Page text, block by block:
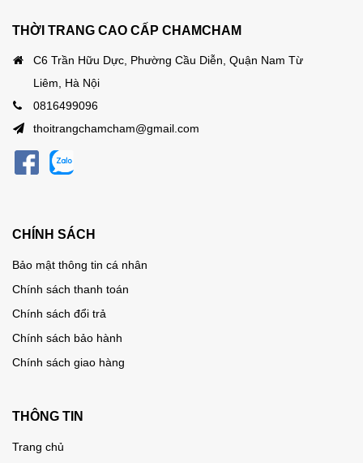
THỜI TRANG CAO CẤP CHAMCHAM
C6 Trần Hữu Dực, Phường Cầu Diễn, Quận Nam Từ
Liêm, Hà Nội
0816499096
thoitrangchamcham@gmail.com
CHÍNH SÁCH
Bảo mật thông tin cá nhân
Chính sách thanh toán
Chính sách đổi trả
Chính sách bảo hành
Chính sách giao hàng
THÔNG TIN
Trang chủ